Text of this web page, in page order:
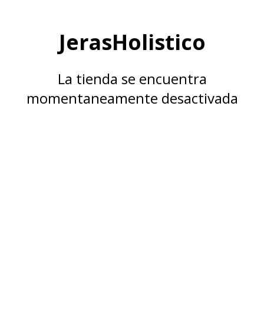
JerasHolistico
La tienda se encuentra
momentaneamente desactivada